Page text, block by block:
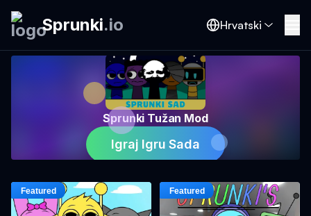
Sprunki.io Hrvatski
Sprunki Tužan Mod
Igraj Igru Sada